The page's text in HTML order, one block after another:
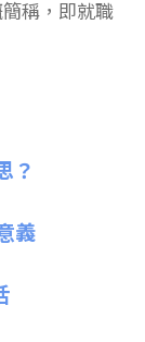
簡稱，即就職
？
義